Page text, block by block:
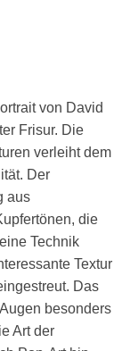
von David
Frisur. Die
verleiht dem
Der
aus
die
Technik
Textur
Das
besonders
Art der